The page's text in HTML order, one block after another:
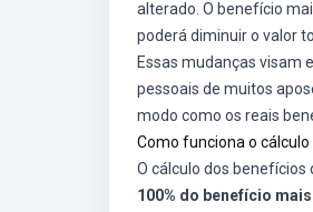
alterado. O benefício
poderá diminuir o valor
Essas mudanças visam
pessoais de muitos
modo como os reais
Como funciona o
O cálculo dos benefícios
100% do benefício